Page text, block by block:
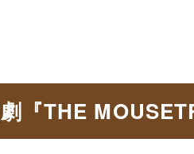
劇『THE